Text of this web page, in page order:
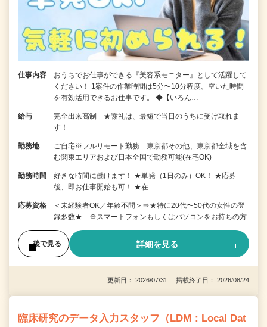
仕事内容
おうちでお仕事ができる『美容系モニター』として活躍して
ください！ 1案件の作業時間は5分〜10分程度。空いた時間
を有効活用できるお仕事です。 ◆【いろん…
給与
完全出来高制 ★謝礼は、最短で当日のうちに受け取れま
す！
勤務地
ご自宅※フルリモート勤務 東京都その他、東京都全域を含
む関東エリアおよび日本全国で勤務可能(在宅OK)
勤務時間
好きな時間に働けます！ ★単発（1日のみ）OK！ ★応募
後、即お仕事開始も可！ ★在…
応募資格
＜未経験者OK／年齢不問＞⇒★特に20代〜50代の女性の登
録多数★ ※スマートフォンもしくはパソコンをお持ちの方
後で見る 詳細を見る
更新日： 2026/07/31 掲載終了日： 2026/08/24
臨床研究のデータ入力スタッフ（LDM：Local Dat